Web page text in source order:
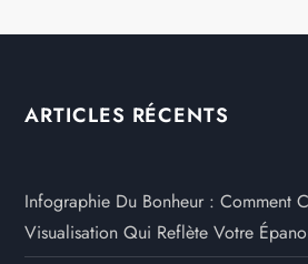
ARTICLES RÉCENTS
Infographie Du Bonheur : Comment
Visualisation Qui Reflète Votre